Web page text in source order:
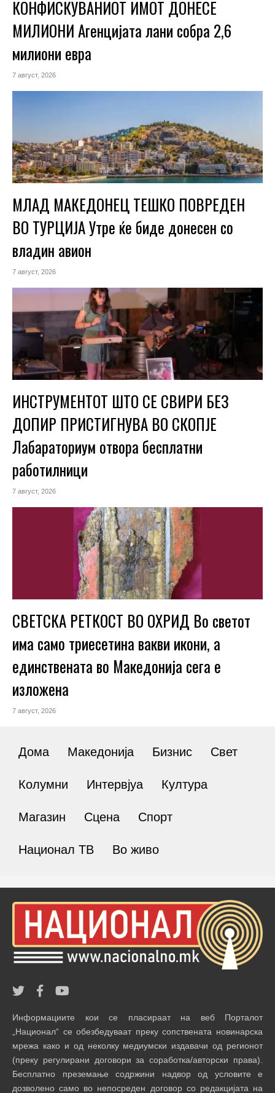
КОНФИСКУВАНИОТ ИМОТ ДОНЕСЕ
МИЛИОНИ Агенцијата лани собра 2,6
милиони евра
7 август, 2026
МЛАД МАКЕДОНЕЦ ТЕШКО ПОВРЕДЕН
ВО ТУРЦИЈА Утре ќе биде донесен со
владин авион
7 август, 2026
ИНСТРУМЕНТОТ ШТО СЕ СВИРИ БЕЗ
ДОПИР ПРИСТИГНУВА ВО СКОПЈЕ
Лабараториум отвора бесплатни
работилници
7 август, 2026
СВЕТСКА РЕТКОСТ ВО ОХРИД Во светот
има само триесетина вакви икони, а
единствената во Македонија сега е
изложена
7 август, 2026
Дома Македонија Бизнис Свет
Колумни Интервјуа Култура
Магазин Сцена Спорт
Национал ТВ Во живо
Информациите кои се пласираат на веб Порталот
„Национал“ се обезбедуваат преку сопствената новинарска
мрежа како и од неколку медиумски издавачи од регионот
(преку регулирани договори за соработка/авторски права).
Бесплатно преземање содржини надвор од условите е
дозволено само во непосреден договор со редакцијата на